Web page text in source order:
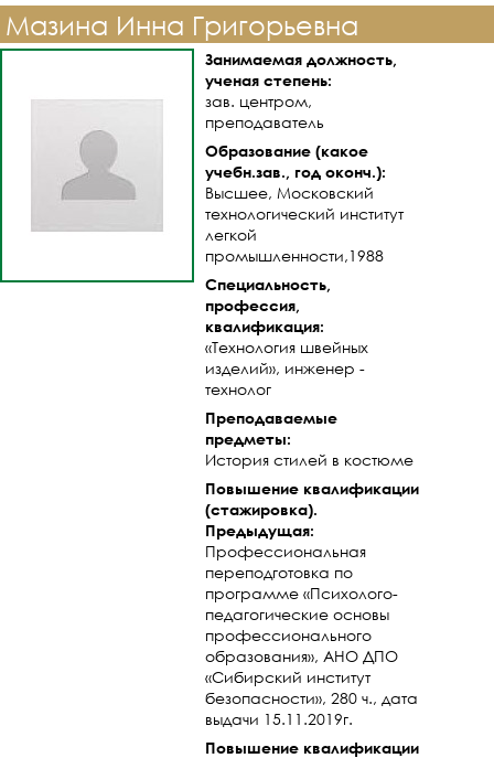
Мазина Инна Григорьевна
Занимаемая должность,
ученая степень:
зав. центром,
преподаватель
Образование (какое
учебн.зав., год оконч.):
Высшее, Московский
технологический институт
легкой
промышленности,1988
Специальность,
профессия,
квалификация:
«Технология швейных
изделий», инженер -
технолог
Преподаваемые
предметы:
История стилей в костюме
Повышение квалификации
(стажировка).
Предыдущая:
Профессиональная
переподготовка по
программе «Психолого-
педагогические основы
профессионального
образования», АНО ДПО
«Сибирский институт
безопасности», 280 ч., дата
выдачи 15.11.2019г.
Повышение квалификации